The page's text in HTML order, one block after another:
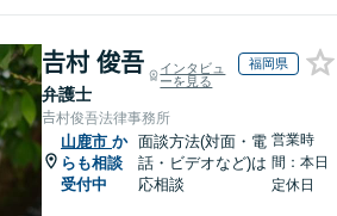
𠮷村 俊吾
弁護士
インタビュ
ーを見る
福岡県
𠮷村俊吾法律事務所
山鹿市 か
らも相談
受付中
面談方法(対面・電
話・ビデオなど)は
応相談
営業時
間：本日
定休日